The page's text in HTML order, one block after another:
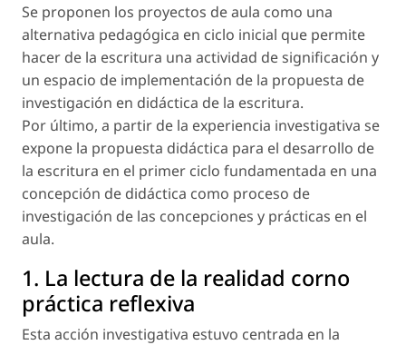
Se proponen los proyectos de aula como una
alternativa pedagógica en ciclo inicial que permite
hacer de la escritura una actividad de significación y
un espacio de implementación de la propuesta de
investigación en didáctica de la escritura.
Por último, a partir de la experiencia investigativa se
expone la propuesta didáctica para el desarrollo de
la escritura en el primer ciclo fundamentada en una
concepción de didáctica como proceso de
investigación de las concepciones y prácticas en el
aula.
1. La lectura de la realidad corno
práctica reflexiva
Esta acción investigativa estuvo centrada en la